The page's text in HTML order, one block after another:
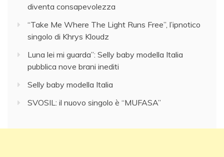
diventa consapevolezza
“Take Me Where The Light Runs Free”, l’ipnotico
singolo di Khrys Kloudz
Luna lei mi guarda”: Selly baby modella Italia
pubblica nove brani inediti
Selly baby modella Italia
SVOSIL: il nuovo singolo è “MUFASA”